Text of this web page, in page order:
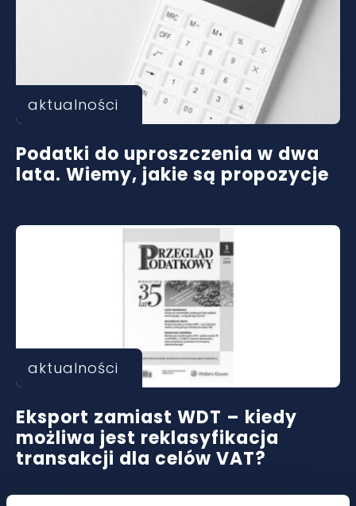
aktualności
Podatki do uproszczenia w dwa
lata. Wiemy, jakie są propozycje
aktualności
Eksport zamiast WDT – kiedy
możliwa jest reklasyfikacja
transakcji dla celów VAT?